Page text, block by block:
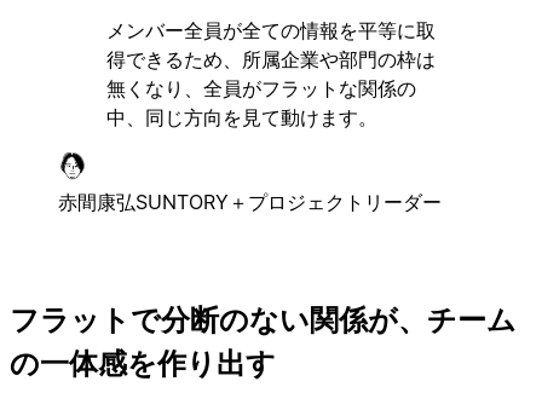
メンバー全員が全ての情報を平等に取
得できるため、所属企業や部門の枠は
無くなり、全員がフラットな関係の
中、同じ方向を見て動けます。
赤間康弘SUNTORY＋プロジェクトリーダー
フラットで分断のない関係が、チーム
の一体感を作り出す